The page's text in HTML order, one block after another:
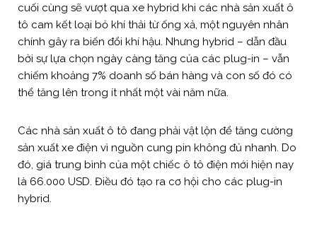
cuối cùng sẽ vượt qua xe hybrid khi các nhà sản xuất ô
tô cam kết loại bỏ khí thải từ ống xả, một nguyên nhân
chính gây ra biến đổi khí hậu. Nhưng hybrid – dẫn đầu
bởi sự lựa chọn ngày càng tăng của các plug-in – vẫn
chiếm khoảng 7% doanh số bán hàng và con số đó có
thể tăng lên trong ít nhất một vài năm nữa.
Các nhà sản xuất ô tô đang phải vật lộn để tăng cường
sản xuất xe điện vì nguồn cung pin không đủ nhanh. Do
đó, giá trung bình của một chiếc ô tô điện mới hiện nay
là 66.000 USD. Điều đó tạo ra cơ hội cho các plug-in
hybrid.